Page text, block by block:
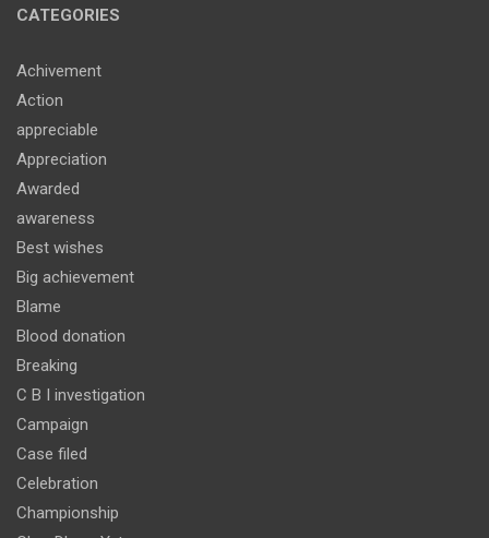
CATEGORIES
Achivement
Action
appreciable
Appreciation
Awarded
awareness
Best wishes
Big achievement
Blame
Blood donation
Breaking
C B I investigation
Campaign
Case filed
Celebration
Championship